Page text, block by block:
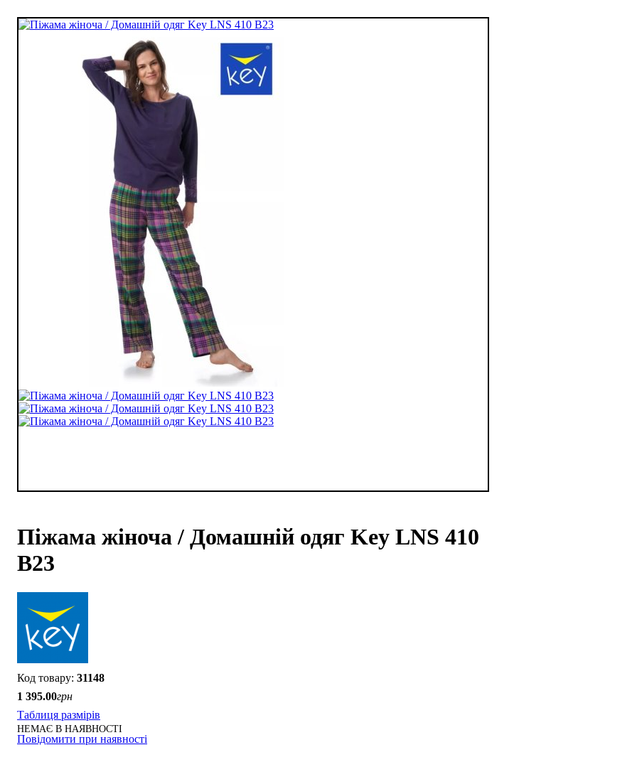
Піжама жіноча / Домашній одяг Key LNS 410
B23
31148
1 395.00грн
Таблиця размірів
НЕМАЄ В НАЯВНОСТІ
Повідомити при наявності